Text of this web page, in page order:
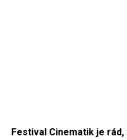
Festival Cinematik je